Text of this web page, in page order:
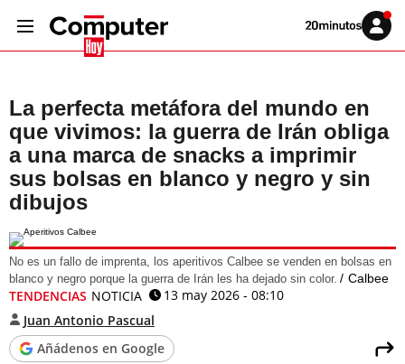
Volver
Iniciar
sesión
La perfecta metáfora del mundo en
que vivimos: la guerra de Irán obliga
a una marca de snacks a imprimir
sus bolsas en blanco y negro y sin
dibujos
No es un fallo de imprenta, los aperitivos Calbee se venden en bolsas en
blanco y negro porque la guerra de Irán les ha dejado sin color.
Calbee
TENDENCIAS NOTICIA
13 may 2026 - 08:10
Juan Antonio Pascual
Añádenos en Google